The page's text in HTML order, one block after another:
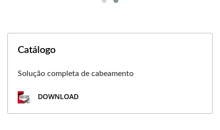
Catálogo
Solução completa de cabeamento
DOWNLOAD